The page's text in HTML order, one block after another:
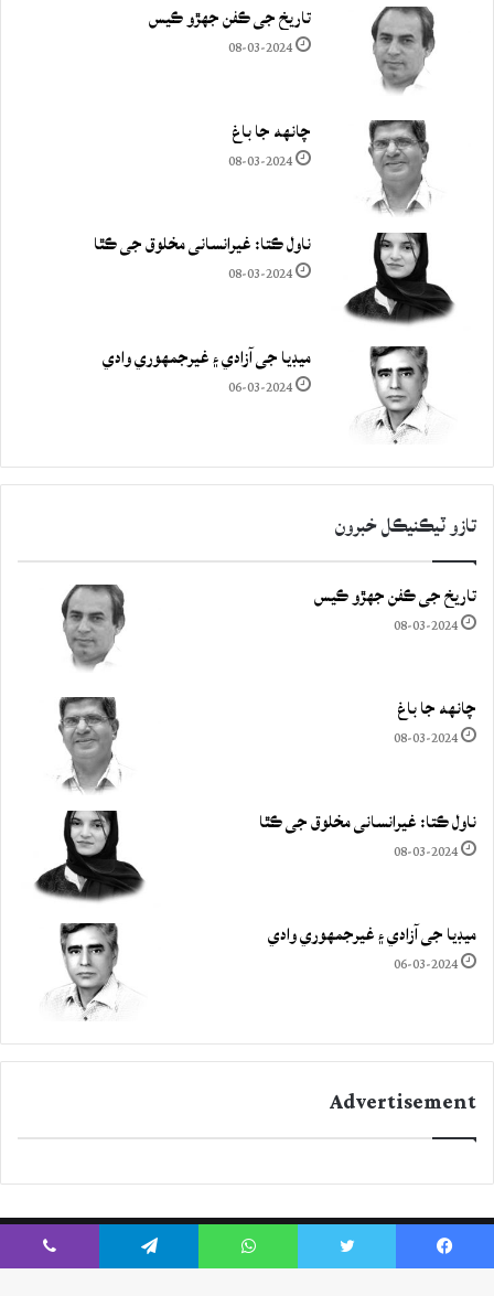
تاريخ جي ڪفن جھڙو ڪيس
08-03-2024
چانهه جا باغ
08-03-2024
ناول ڪتا: غيرانساني مخلوق جي ڪٿا
08-03-2024
ميڊيا جي آزادي ۽ غيرجمھوري وادي
06-03-2024
تازو ٽيڪنيڪل خبرون
تاريخ جي ڪفن جھڙو ڪيس
08-03-2024
چانهه جا باغ
08-03-2024
ناول ڪتا: غيرانساني مخلوق جي ڪٿا
08-03-2024
ميڊيا جي آزادي ۽ غيرجمھوري وادي
06-03-2024
Advertisement
Facebook
Twitter
YouTube
Instagram Facebook
Twitter
WhatsApp
Telegram
Viber